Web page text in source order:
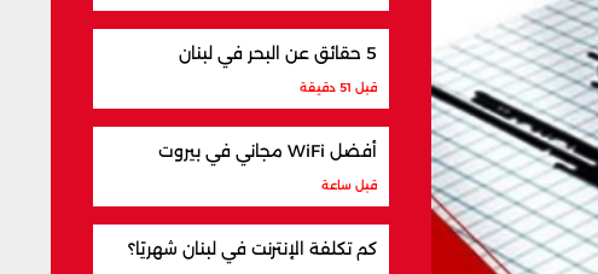
5 حقائق عن البحر في لبنان
قبل 51 دقيقة
أفضل WiFi مجاني في بيروت
قبل ساعة
كم تكلفة الإنترنت في لبنان شهريًا؟